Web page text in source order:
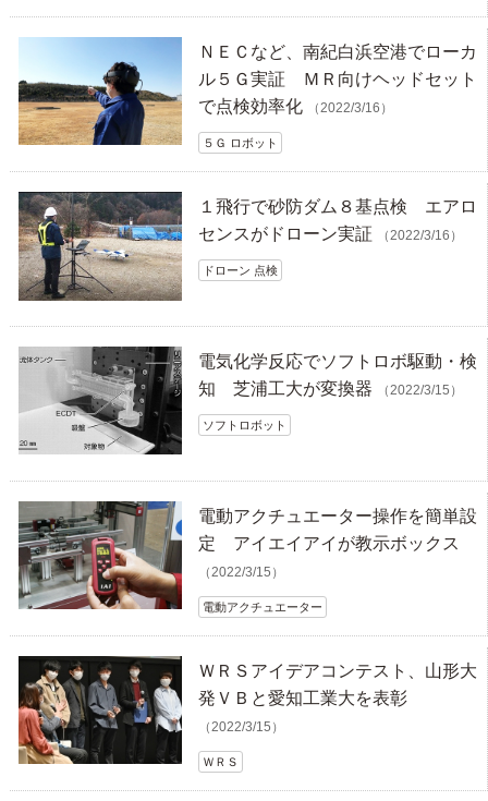
ＮＥＣなど、南紀白浜空港でローカ
ル５Ｇ実証 ＭＲ向けヘッドセット
で点検効率化
（2022/3/16）
５Ｇ ロボット
１飛行で砂防ダム８基点検 エアロ
センスがドローン実証
（2022/3/16）
ドローン 点検
電気化学反応でソフトロボ駆動・検
知 芝浦工大が変換器
（2022/3/15）
ソフトロボット
電動アクチュエーター操作を簡単設
定 アイエイアイが教示ボックス
（2022/3/15）
電動アクチュエーター
ＷＲＳアイデアコンテスト、山形大
発ＶＢと愛知工業大を表彰
（2022/3/15）
ＷＲＳ